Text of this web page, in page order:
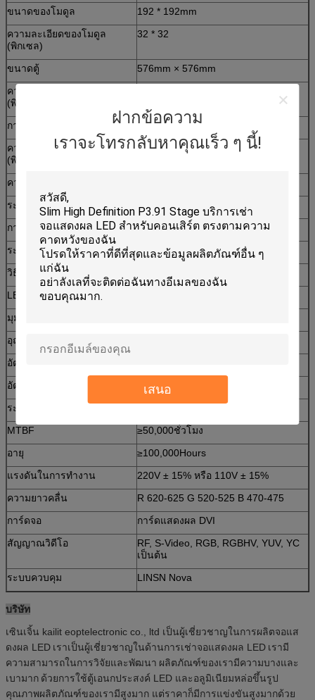
ฝากข้อความ
เราจะโทรกลับหาคุณเร็ว ๆ นี้!
เสนอ
ขนาดของโมดูล
192 * 192mm
ความละเอียดของโมดูล
(พิกเซล)
32 * 32
ขนาดตู้
576mm × 576mm
ความละเอียดของแผง
(พิกเซล)
การกำหนดค่าพิกเซล (RGB)
SMD 3 in 1
ความหนาแน่นของพิกเซล
(พิกเซล)
27777
ความสว่าง (CD)
ระยะการดูที่ดีที่สุด (m)
6-150
การใช้พลังงานเฉลี่ย (W)
850
ระดับกันน้ำ
IP65
วิธีการขับรถ
LED SPEC
มุมมอง
อุณหภูมิในการทำงาน
อัตราเฟรมวิดีโอ (Hz)
อัตราการรีเฟรชที่แสดง (Hz)
≥ 1200HZ
ระดับสีเทา (สี)
MTBF
≥50,000ชั่วโมง
อายุ
≥100,000Hours
แรงดันในการทำงาน
220V ± 15% หรือ 110V ± 15%
ความยาวคลื่น
R 620-625 G 520-525 B 470-475
การ์ดจอ
การ์ดแสดงผล DVI
สัญญาณวิดีโอ
RF, S-Video, RGB, RGBHV, YUV, YC
เป็นต้น
ระบบควบคุม
LINSN Nova
บริษัท
เซินเจิ้น kailit eoptelectronic co., ltd เป็นผู้เชี่ยวชาญในการผลิตจอแส
ดงผล LED เราเป็นผู้เชี่ยวชาญในด้านการเช่าจอแสดงผล LED เรามี
ความสามารถในการวิจัยและพัฒนา ผลิตภัณฑ์ของเรามีความบางและ
เบามาก ด้วยการใช้ตู้เอนกประสงค์ LED และอลูมิเนียมหล่อขึ้นรูป
คุณภาพผลิตภัณฑ์ของเรามีสูงมาก แต่ราคาก็มีการแข่งขันสูงมากด้วย